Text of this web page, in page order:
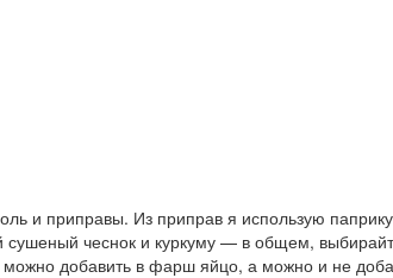
и приправы. Из приправ я использую
чеснок и куркуму — в общем,
добавить в фарш яйцо, а можно и не